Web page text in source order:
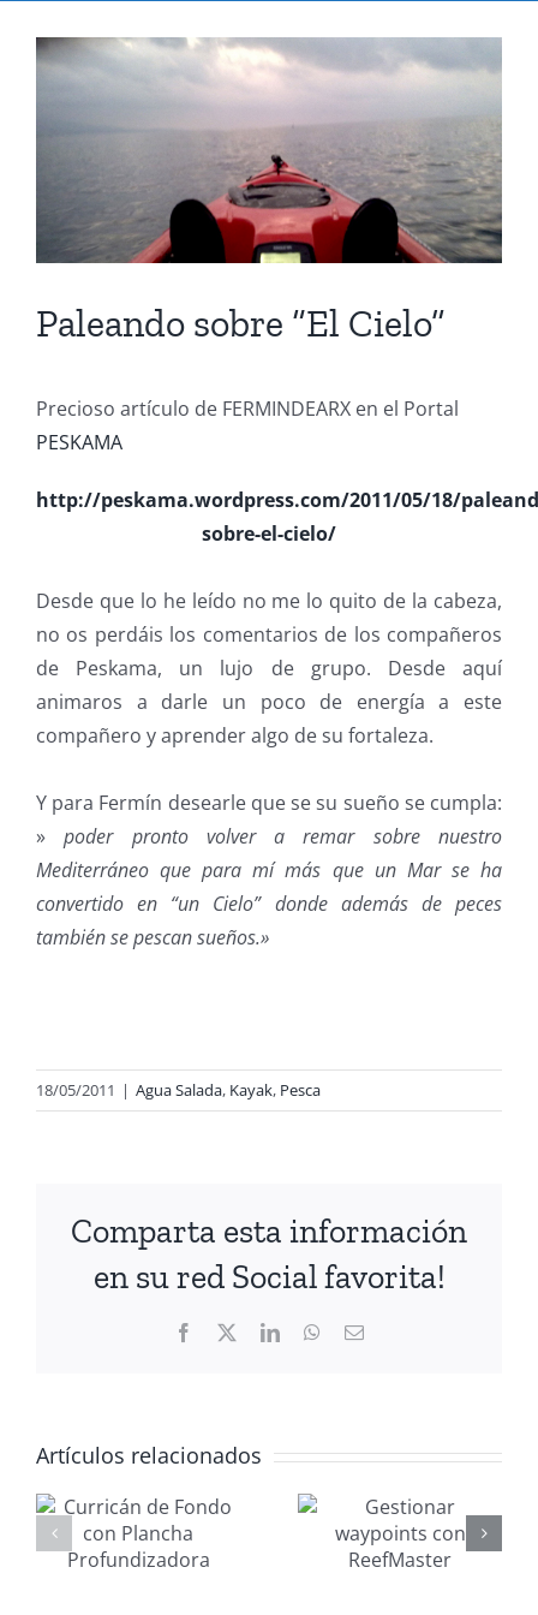
Ver
imagen
Paleando sobre “El Cielo”
Precioso artículo de FERMINDEARX en el Portal
PESKAMA
http://peskama.wordpress.com/2011/05/18/
sobre-el-cielo/
Desde que lo he leído no me lo quito de la cabeza,
no os perdáis los comentarios de los compañeros
de Peskama, un lujo de grupo. Desde aquí
animaros a darle un poco de energía a este
compañero y aprender algo de su fortaleza.
Y para Fermín desearle que se su sueño se cumpla:
»poder pronto volver a remar sobre nuestro
Mediterráneo que para mí más que un Mar se ha
convertido en “un Cielo” donde además de peces
también se pescan sueños.»
18/05/2011 | Agua Salada, Kayak, Pesca
Comparta esta información
en su red Social favorita!
Facebook LinkedInWhatsApp
Correo
Artículos relacionados
Gestionar
waypoints
nautico